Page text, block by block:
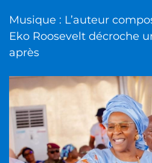
Musique : L’auteur
Eko Roosevelt décroche
après